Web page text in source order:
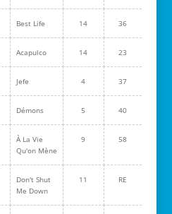
Best Life 14 36
Acapulco 14 23
Jefe 4 37
Démons 5 40
À La Vie
Qu'on Mène
9 58
Don't Shut
Me Down
11 RE